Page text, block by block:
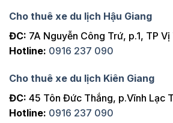
Cho thuê xe du lịch Hậu Giang
ĐC: 7A Nguyễn Công Trứ, p.1, TP Vị
Hotline: 0916 237 090
Cho thuê xe du lịch Kiên Giang
ĐC: 45 Tôn Đức Thắng, p.Vĩnh Lạc
Hotline: 0916 237 090